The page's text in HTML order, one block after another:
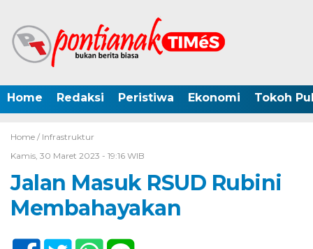
Home Redaksi Peristiwa Ekonomi Tokoh
Home / Infrastruktur
Kamis, 30 Maret 2023 - 19:16 WIB
Jalan Masuk RSUD Rubini
Membahayakan